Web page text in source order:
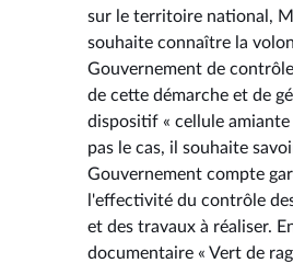
sur le territoire national,
souhaite connaître la
Gouvernement de
de cette démarche et de
dispositif « cellule amiante
pas le cas, il souhaite
Gouvernement compte
l'effectivité du contrôle
et des travaux à réaliser.
documentaire « Vert de